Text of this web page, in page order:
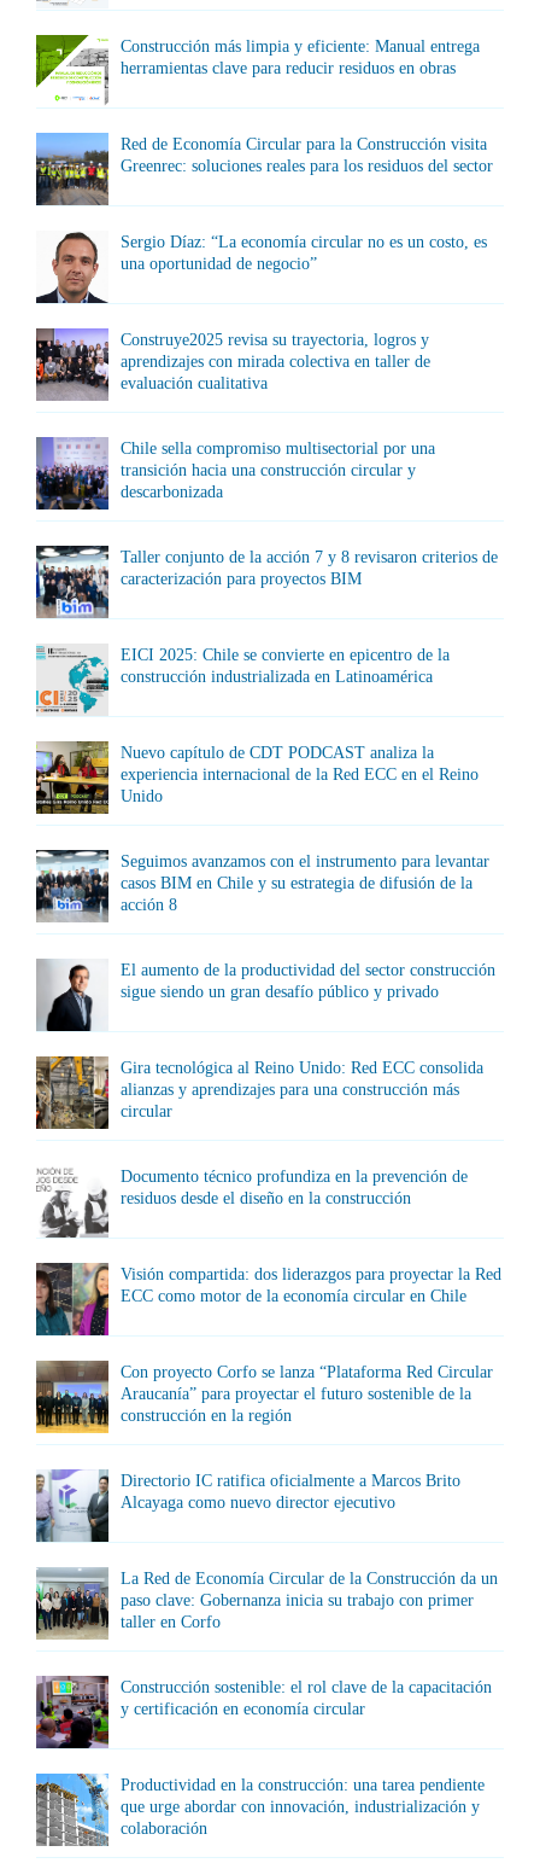
Construcción más limpia y eficiente: Manual entrega
herramientas clave para reducir residuos en obras
Red de Economía Circular para la Construcción visita
Greenrec: soluciones reales para los residuos del sector
Sergio Díaz: “La economía circular no es un costo, es
una oportunidad de negocio”
Construye2025 revisa su trayectoria, logros y
aprendizajes con mirada colectiva en taller de
evaluación cualitativa
Chile sella compromiso multisectorial por una
transición hacia una construcción circular y
descarbonizada
Taller conjunto de la acción 7 y 8 revisaron criterios de
caracterización para proyectos BIM
EICI 2025: Chile se convierte en epicentro de la
construcción industrializada en Latinoamérica
Nuevo capítulo de CDT PODCAST analiza la
experiencia internacional de la Red ECC en el Reino
Unido
Seguimos avanzamos con el instrumento para levantar
casos BIM en Chile y su estrategia de difusión de la
acción 8
El aumento de la productividad del sector construcción
sigue siendo un gran desafío público y privado
Gira tecnológica al Reino Unido: Red ECC consolida
alianzas y aprendizajes para una construcción más
circular
Documento técnico profundiza en la prevención de
residuos desde el diseño en la construcción
Visión compartida: dos liderazgos para proyectar la Red
ECC como motor de la economía circular en Chile
Con proyecto Corfo se lanza “Plataforma Red Circular
Araucanía” para proyectar el futuro sostenible de la
construcción en la región
Directorio IC ratifica oficialmente a Marcos Brito
Alcayaga como nuevo director ejecutivo
La Red de Economía Circular de la Construcción da un
paso clave: Gobernanza inicia su trabajo con primer
taller en Corfo
Construcción sostenible: el rol clave de la capacitación
y certificación en economía circular
Productividad en la construcción: una tarea pendiente
que urge abordar con innovación, industrialización y
colaboración